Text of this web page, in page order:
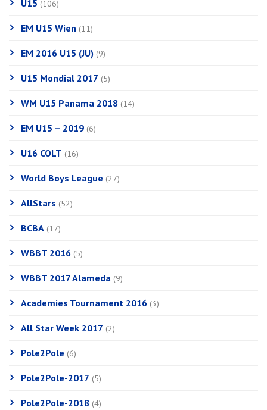
U15 (106)
EM U15 Wien (11)
EM 2016 U15 (JU) (9)
U15 Mondial 2017 (5)
WM U15 Panama 2018 (14)
EM U15 – 2019 (6)
U16 COLT (16)
World Boys League (27)
AllStars (52)
BCBA (17)
WBBT 2016 (5)
WBBT 2017 Alameda (9)
Academies Tournament 2016 (3)
All Star Week 2017 (2)
Pole2Pole (6)
Pole2Pole-2017 (5)
Pole2Pole-2018 (4)